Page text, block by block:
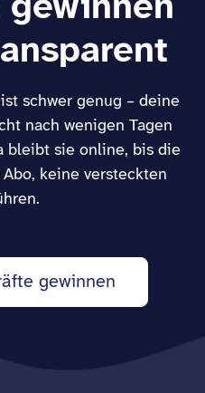
gewinnen
schwer genug – deine
nach wenigen Tagen
bleibt sie online, bis die
keine versteckten
gewinnen